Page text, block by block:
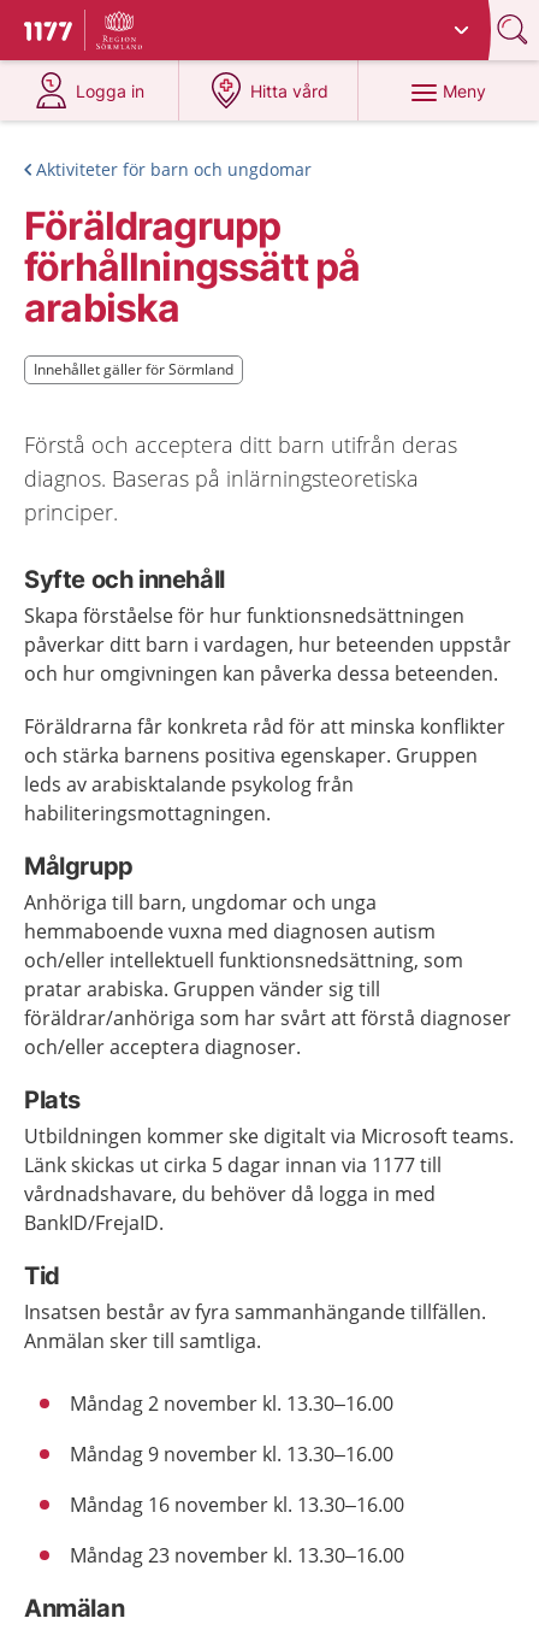
Till startsidan för 1177
Du har valt region
Logga in
på 1177.se
Hitta vård
på 1177.se
Meny
Aktiviteter för barn och ungdomar
Föräldragrupp
förhållningssätt på
arabiska
Innehållet gäller för Sörmland
Innehållet gäller för Sörmland
Förstå och acceptera ditt barn utifrån deras
diagnos. Baseras på inlärningsteoretiska
principer.
Syfte och innehåll
Skapa förståelse för hur funktionsnedsättningen
påverkar ditt barn i vardagen, hur beteenden uppstår
och hur omgivningen kan påverka dessa beteenden.
Föräldrarna får konkreta råd för att minska konflikter
och stärka barnens positiva egenskaper. Gruppen
leds av arabisktalande psykolog från
habiliteringsmottagningen.
Målgrupp
Anhöriga till barn, ungdomar och unga
hemmaboende vuxna med diagnosen autism
och/eller intellektuell funktionsnedsättning, som
pratar arabiska. Gruppen vänder sig till
föräldrar/anhöriga som har svårt att förstå diagnoser
och/eller acceptera diagnoser.
Plats
Utbildningen kommer ske digitalt via Microsoft teams.
Länk skickas ut cirka 5 dagar innan via 1177 till
vårdnadshavare, du behöver då logga in med
BankID/FrejaID.
Tid
Insatsen består av fyra sammanhängande tillfällen.
Anmälan sker till samtliga.
Måndag 2 november kl. 13.30–16.00
Måndag 9 november kl. 13.30–16.00
Måndag 16 november kl. 13.30–16.00
Måndag 23 november kl. 13.30–16.00
Anmälan